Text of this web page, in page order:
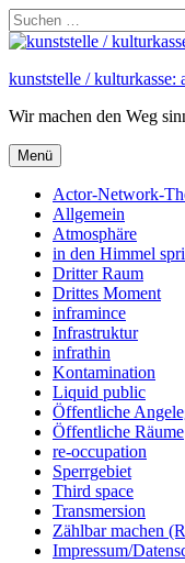
Suchen
nach:
Zum
springen
kunststelle / kulturkasse:
Wir machen den Weg
Menü
Actor-Network-
Allgemein
Atmosphäre
in den Himmel
Dritter Raum
Drittes Moment
inframince
Infrastruktur
infrathin
Kontamination
Liquid public
Öffentliche
Öffentliche Räume
re-occupation
Sperrgebiet
Third space
Transmersion
Zählbar machen
Impressum/